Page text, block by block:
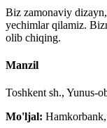
Biz zamonaviy
yechimlar qilamiz.
olib chiqing.
Manzil
Toshkent sh., Yunus-
Mo'ljal: